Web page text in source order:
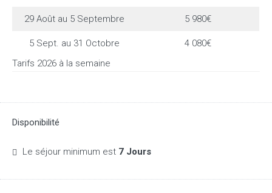
29 Août au 5 Septembre 5 980€
5 Sept. au 31 Octobre
4 080€
Tarifs 2026 à la semaine
Disponibilité
Le séjour minimum est 7 Jours